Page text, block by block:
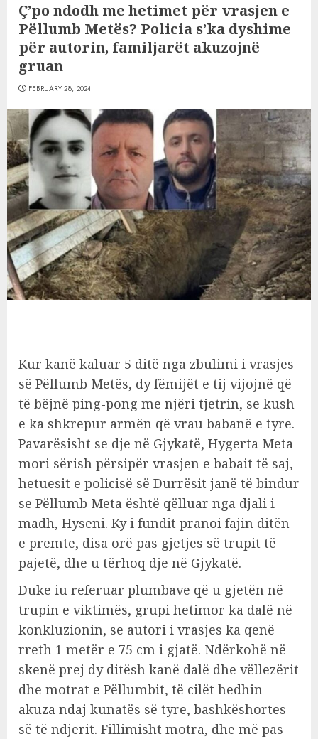
Ç’po ndodh me hetimet për vrasjen e
Pëllumb Metës? Policia s’ka dyshime
për autorin, familjarët akuzojnë
gruan
FEBRUARY 28, 2024
Kur kanë kaluar 5 ditë nga zbulimi i vrasjes
së Pëllumb Metës, dy fëmijët e tij vijojnë që
të bëjnë ping-pong me njëri tjetrin, se kush
e ka shkrepur armën që vrau babanë e tyre.
Pavarësisht se dje në Gjykatë, Hygerta Meta
mori sërish përsipër vrasjen e babait të saj,
hetuesit e policisë së Durrësit janë të bindur
se Pëllumb Meta është qëlluar nga djali i
madh, Hyseni. Ky i fundit pranoi fajin ditën
e premte, disa orë pas gjetjes së trupit të
pajetë, dhe u tërhoq dje në Gjykatë.
Duke iu referuar plumbave që u gjetën në
trupin e viktimës, grupi hetimor ka dalë në
konkluzionin, se autori i vrasjes ka qenë
rreth 1 metër e 75 cm i gjatë. Ndërkohë në
skenë prej dy ditësh kanë dalë dhe vëllezërit
dhe motrat e Pëllumbit, të cilët hedhin
akuza ndaj kunatës së tyre, bashkëshortes
së të ndjerit. Fillimisht motra, dhe më pas